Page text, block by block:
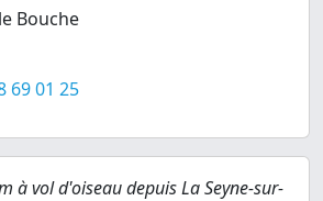
Bouche
69 01 25
à vol d'oiseau depuis La Seyne-sur-